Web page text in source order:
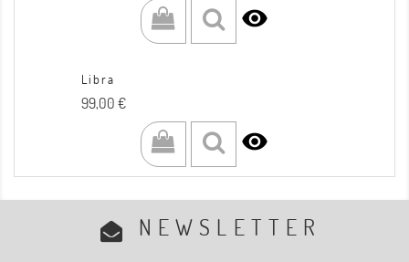

Libra
Prezzo
99,00 €

NEWSLETTER